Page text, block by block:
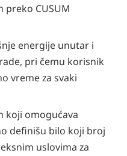
preko CUSUM
energije unutar i
pri čemu korisnik
vreme za svaki
koji omogućava
definišu bilo koji broj
uslovima za